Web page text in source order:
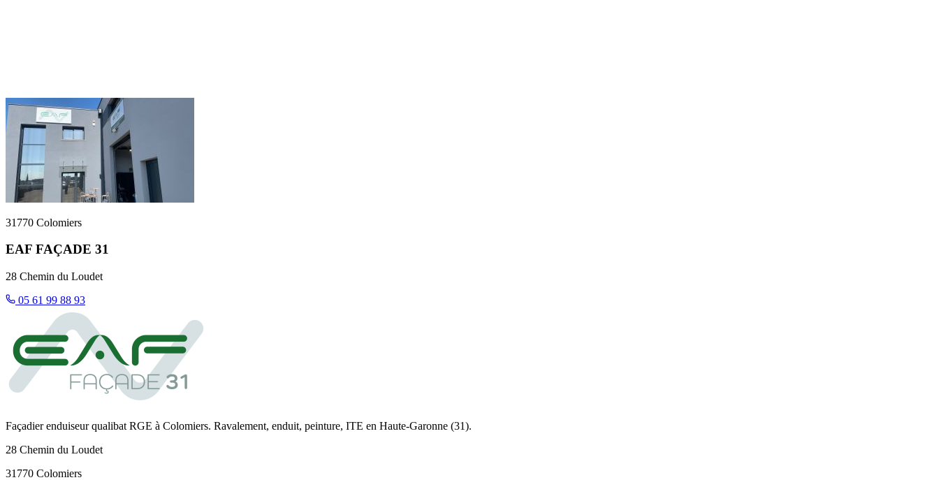
31770 Colomiers
EAF FAÇADE 31
28 Chemin du Loudet
05 61 99 88 93
Façadier enduiseur qualibat RGE à Colomiers. Ravalement, enduit, peinture, ITE en Haute-Garonne (31).
28 Chemin du Loudet
31770 Colomiers